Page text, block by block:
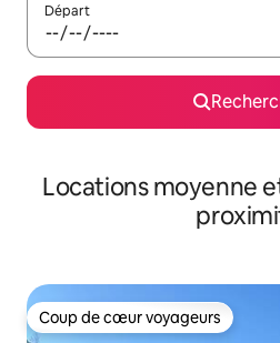
Départ
Locations moyenne
Coup de cœur voyageurs
Coup de cœur voyageurs